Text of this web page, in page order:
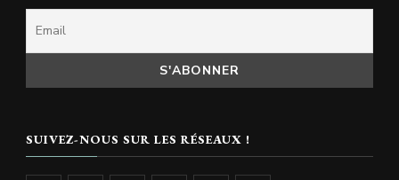
SUIVEZ-NOUS SUR LES RÉSEAUX !